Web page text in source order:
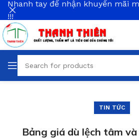
TIN TỨC
Bảng giá dù lệch tâm
Nhanh tay để nhận khuyến mãi
!!!